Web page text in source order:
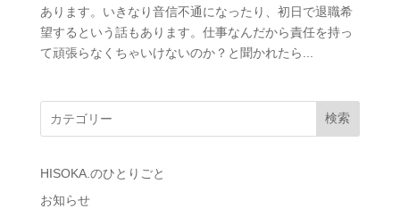
あります。いきなり音信不通になったり、初日で退職希
望するという話もあります。仕事なんだから責任を持っ
て頑張らなくちゃいけないのか？と聞かれたら...
検索
HISOKA.のひとりごと
お知らせ